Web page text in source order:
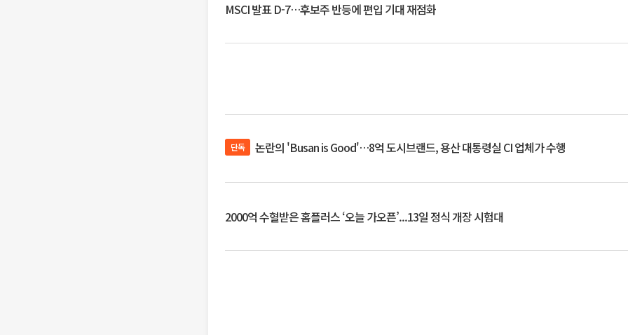
MSCI 발표 D-7…후보주 반등에 편입 기대 재점화
단독 논란의 'Busan is Good'…8억 도시브랜드, 용산 대통령실 CI 업체가 수행
2000억 수혈받은 홈플러스 ‘오늘 가오픈’...13일 정식 개장 시험대